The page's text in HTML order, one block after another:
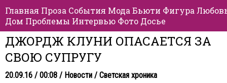
Главная Проза События Мода Бьюти Фигура
Дом Проблемы Интервью Фото Досье
ДЖОРДЖ КЛУНИ ОПАСАЕТСЯ ЗА
СВОЮ СУПРУГУ
20.09.16 / 00:08 / Новости / Светская хроника